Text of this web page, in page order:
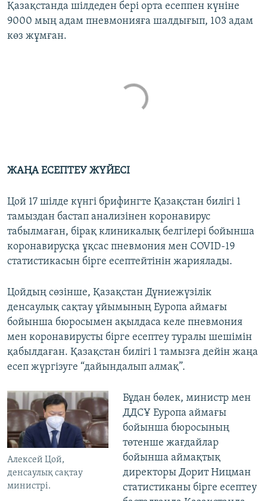
Қазақстанда шілдеден бері орта есеппен күніне
9000 мың адам пневмонияға шалдығып, 103 адам
көз жұмған.
ЖАҢА ЕСЕПТЕУ ЖҮЙЕСІ
Цой 17 шілде күнгі брифингте Қазақстан билігі 1
тамыздан бастап анализінен коронавирус
табылмаған, бірақ клиникалық белгілері бойынша
коронавирусқа ұқсас пневмония мен COVID-19
статистикасын бірге есептейтінін жариялады.
Цойдың сөзінше, Қазақстан Дүниежүзілік
денсаулық сақтау ұйымының Еуропа аймағы
бойынша бюросымен ақылдаса келе пневмония
мен коронавирусты бірге есептеу туралы шешімін
қабылдаған. Қазақстан билігі 1 тамызға дейін жаңа
есеп жүргізуге “дайындалып алмақ”.
Алексей Цой,
денсаулық сақтау
министрі.
Бұдан бөлек, министр мен
ДДСҰ Еуропа аймағы
бойынша бюросының
төтенше жағдайлар
бойынша аймақтық
директоры Дорит Ницман
статистиканы бірге есептеу